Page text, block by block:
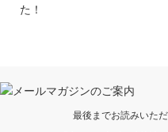
た！
最後までお読みいた